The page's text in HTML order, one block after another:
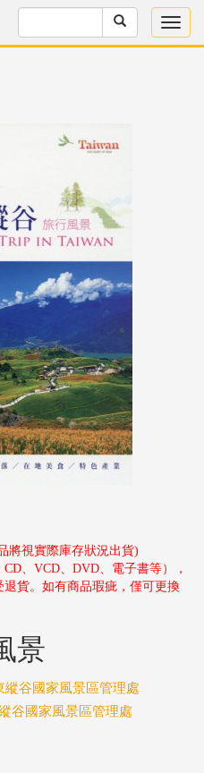
將視實際庫存狀況出貨)
、VCD、DVD、電子書等），
貨。如有商品瑕疵，僅可更換
景
縱谷國家風景區管理處
谷國家風景區管理處